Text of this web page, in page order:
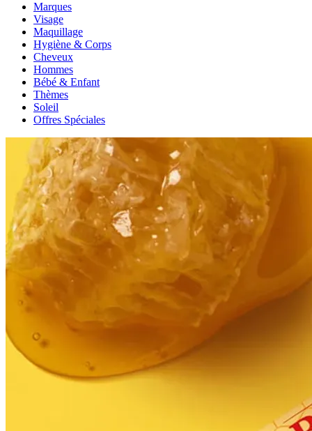
Marques
Visage
Maquillage
Hygiène & Corps
Cheveux
Hommes
Bébé & Enfant
Thèmes
Soleil
Offres Spéciales